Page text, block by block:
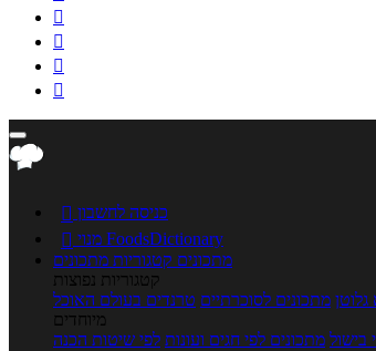




 כניסה לחשבון

מנוי FoodsDictionary
מתכונים קטגוריות מתכונים
קטגוריות נפוצות
מתכונים לסוכרתיים טרנדים בעולם האוכל
מיוחדים
בישול מתכונים לפי חגים ועונות לפי שיטות הכנה